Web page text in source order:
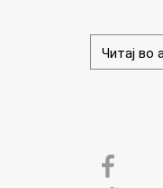
Читај во